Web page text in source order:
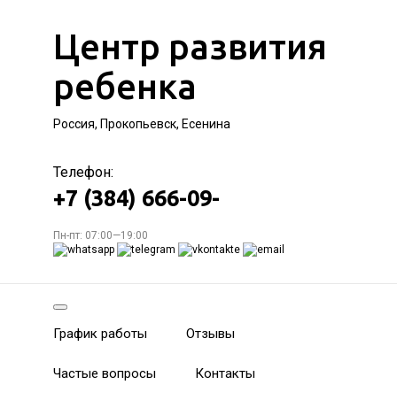
Центр развития
ребенка
Россия, Прокопьевск, Есенина
Телефон:
+7 (384) 666-09-
Пн-пт: 07:00—19:00
График работы Отзывы
Частые вопросы Контакты